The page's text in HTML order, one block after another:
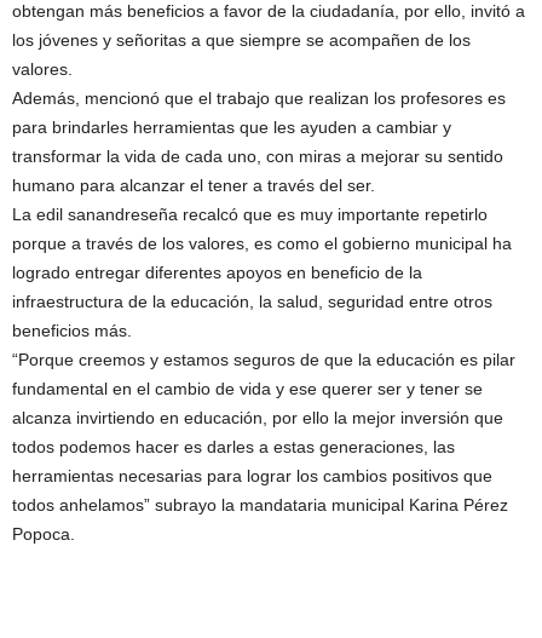
obtengan más beneficios a favor de la ciudadanía, por ello, invitó a
los jóvenes y señoritas a que siempre se acompañen de los
valores.
Además, mencionó que el trabajo que realizan los profesores es
para brindarles herramientas que les ayuden a cambiar y
transformar la vida de cada uno, con miras a mejorar su sentido
humano para alcanzar el tener a través del ser.
La edil sanandreseña recalcó que es muy importante repetirlo
porque a través de los valores, es como el gobierno municipal ha
logrado entregar diferentes apoyos en beneficio de la
infraestructura de la educación, la salud, seguridad entre otros
beneficios más.
“Porque creemos y estamos seguros de que la educación es pilar
fundamental en el cambio de vida y ese querer ser y tener se
alcanza invirtiendo en educación, por ello la mejor inversión que
todos podemos hacer es darles a estas generaciones, las
herramientas necesarias para lograr los cambios positivos que
todos anhelamos” subrayo la mandataria municipal Karina Pérez
Popoca.